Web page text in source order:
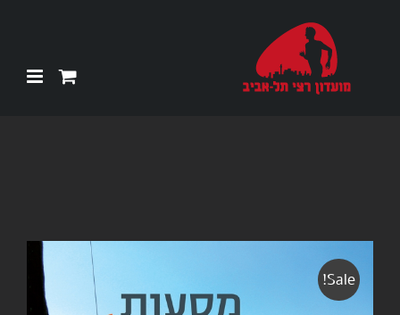
Sale!